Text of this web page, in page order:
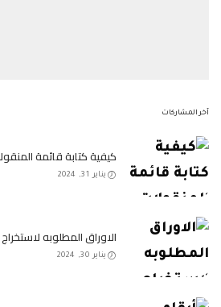
آخر المشاركات
كيفية كتابة قائمة المنقولات
يناير 31, 2024
الاوراق المطلوبه لاستخراج
يناير 30, 2024